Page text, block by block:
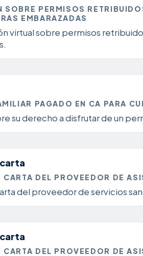
SOBRE PERMISOS
EMBARAZADAS
virtual sobre permisos
PAGADO EN CA PARA
su derecho a disfrutar de un
CARTA DEL PROVEEDOR DE
del proveedor de servicios
CARTA DEL PROVEEDOR DE